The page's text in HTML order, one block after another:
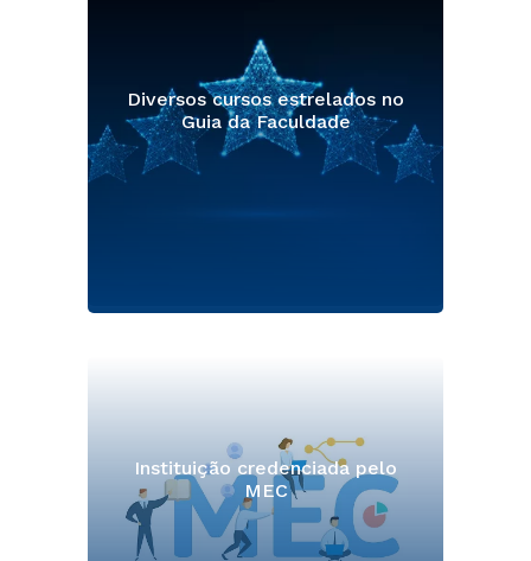
Diversos cursos estrelados no
Guia da Faculdade
Instituição credenciada pelo
MEC